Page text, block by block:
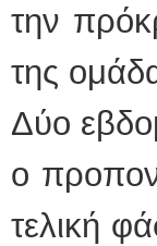
την
της
Δύο
ο
τελική